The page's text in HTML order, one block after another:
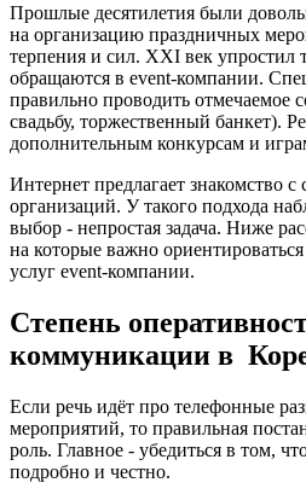
Прошлые десятилетия были
на организацию праздничных
терпения и сил. XXI век упростил
обращаются в event-компании.
правильно проводить отмечаемое
свадьбу, торжественный банкет).
дополнительным конкурсам и
Интернет предлагает знакомство
организаций. У такого подхода
выбор - непростая задача. Ниже
на которые важно
услуг event-компании.
Степень
коммуникации в
Если речь идёт про телефонные
мероприятий, то правильная
роль. Главное - убедиться в том,
подробно и честно.